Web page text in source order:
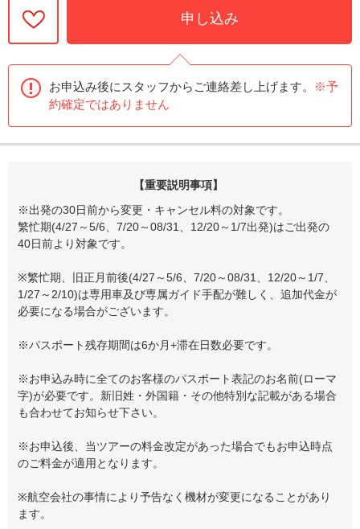
申し込み
お申込み後にスタッフからご連絡差し上げます。
※予
約確定ではありません
【重要説明事項】
※出発の30日前から変更・キャンセル料の対象です。
繁忙期(4/27～5/6、7/20～08/31、12/20～1/7出発)はご出発の
40日前より対象です。
※繁忙期、旧正月前後(4/27～5/6、7/20～08/31、12/20～1/7、
1/27～2/10)は専用車及び専属ガイド手配が難しく、追加代金が
必要になる場合がございます。
※パスポート残存期間は6か月+滞在日数必要です。
※お申込み時に全てのお客様のパスポート表記のお名前(ローマ
字)が必要です。新旧姓・外国籍・その他特別な記載がある場合
も合わせてお知らせ下さい。
※お申込後、当ツアーの料金改定があった場合でもお申込時点
のご料金が適用となります。
※航空会社の事情により予告なく機材が変更になることがあり
ます。